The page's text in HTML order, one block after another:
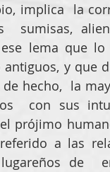
implica  la
sumisas,
lema que lo
y que
hecho,  la
con sus
prójimo
a las
de